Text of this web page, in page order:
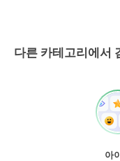
다른 카테고리에서
아